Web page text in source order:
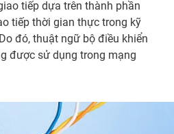
tiếp dựa trên thành phần
tiếp thời gian thực trong kỹ
đó, thuật ngữ bộ điều khiển
được sử dụng trong mạng